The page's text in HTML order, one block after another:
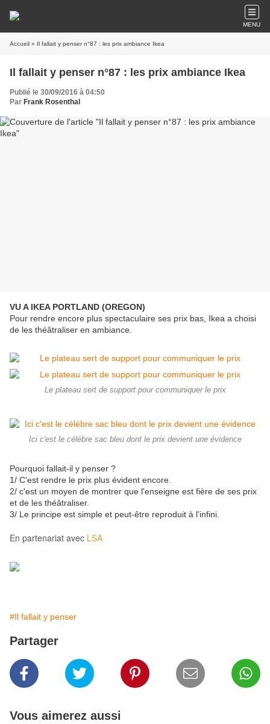
MENU
Accueil » Il fallait y penser n°87 : les prix ambiance Ikea
Il fallait y penser n°87 : les prix ambiance Ikea
Publié le 30/09/2016 à 04:50
Par Frank Rosenthal
VU A IKEA PORTLAND (OREGON)
Pour rendre encore plus spectaculaire ses prix bas, Ikea a choisi
de les théâtraliser en ambiance.
Le plateau sert de support pour communiquer le prix
Ici c'est le célébre sac bleu dont le prix devient une évidence
Pourquoi fallait-il y penser ?
1/ C'est rendre le prix plus évident encore.
2/ c'est un moyen de montrer que l'enseigne est fière de ses prix
et de les théâtraliser.
3/ Le principe est simple et peut-être reproduit à l'infini.
En partenariat avec LSA
#Il fallait y penser
Partager
Vous aimerez aussi